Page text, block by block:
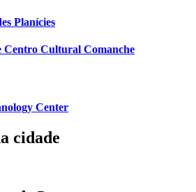
Planícies
Centro Cultural Comanche
Center
cidade